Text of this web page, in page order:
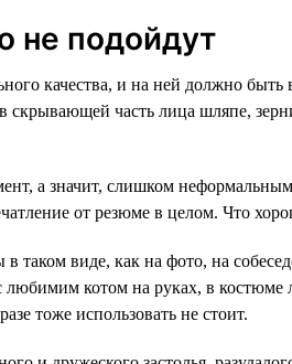
не подойдут
качества, и на ней должно
скрывающей часть лица шляпе,
а значит, слишком
от резюме в целом. Что
таком виде, как на фото, на
котом на руках, в костюме
тоже использовать не стоит.